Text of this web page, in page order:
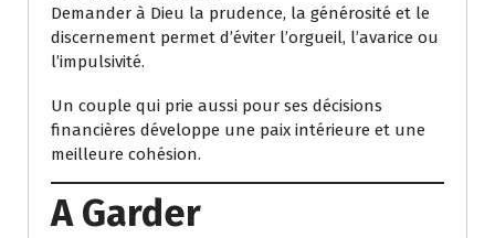
Demander à Dieu la prudence, la générosité et le
discernement permet d’éviter l’orgueil, l’avarice ou
l’impulsivité.
Un couple qui prie aussi pour ses décisions
financières développe une paix intérieure et une
meilleure cohésion.
A Garder